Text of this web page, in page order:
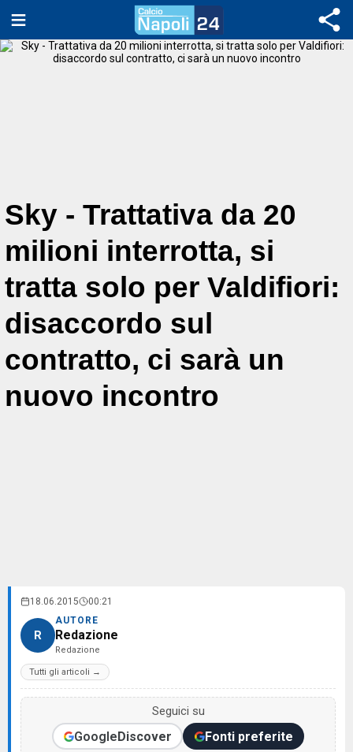
Sky - Trattativa da 20
milioni interrotta, si
tratta solo per Valdifiori:
disaccordo sul
contratto, ci sarà un
nuovo incontro
18.06.2015 00:21
R
AUTORE
Redazione
Redazione
Tutti gli articoli →
Seguici su
GoogleDiscover Fonti preferite